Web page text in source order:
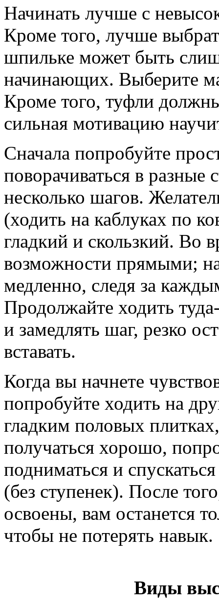
Начинать лучше с
Кроме того, лучше
шпильке может быть
начинающих. Выберите
Кроме того, туфли
сильная мотивацию
Сначала попробуйте
поворачиваться в разные
несколько шагов.
(ходить на каблуках по
гладкий и скользкий. Во
возможности прямыми;
медленно, следя за
Продолжайте ходить
и замедлять шаг, резко
вставать.
Когда вы начнете
попробуйте ходить на
гладким половых
получаться хорошо,
подниматься и
(без ступенек). После
освоены, вам останется
чтобы не потерять навык.
Виды